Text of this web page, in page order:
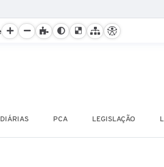
DIÁRIAS PCA LEGISLAÇÃO